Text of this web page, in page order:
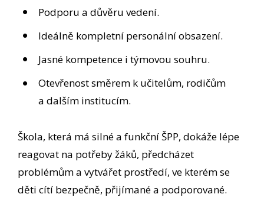
Podporu a důvěru vedení.
Ideálně kompletní personální obsazení.
Jasné kompetence i týmovou souhru.
Otevřenost směrem k učitelům, rodičům
a dalším institucím.
Škola, která má silné a funkční ŠPP, dokáže lépe
reagovat na potřeby žáků, předcházet
problémům a vytvářet prostředí, ve kterém se
děti cítí bezpečně, přijímané a podporované.